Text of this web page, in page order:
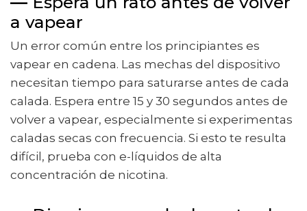
a vapear
Un error común entre los principiantes es
vapear en cadena. Las mechas del dispositivo
necesitan tiempo para saturarse antes de cada
calada. Espera entre 15 y 30 segundos antes de
volver a vapear, especialmente si experimentas
caladas secas con frecuencia. Si esto te resulta
difícil, prueba con e-líquidos de alta
concentración de nicotina.